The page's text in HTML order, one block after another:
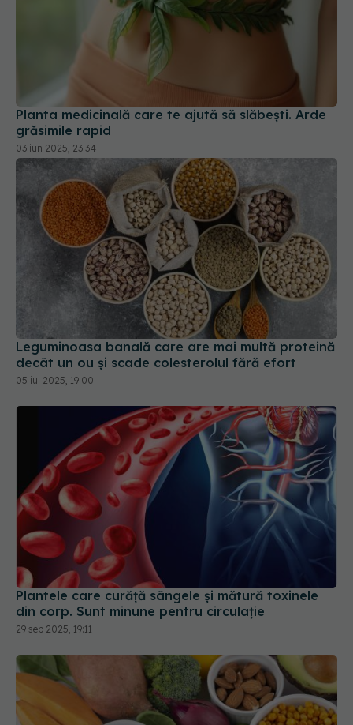
Planta medicinală care te ajută să slăbești. Arde
grăsimile rapid
03 iun 2025, 23:34
Leguminoasa banală care are mai multă proteină
decât un ou și scade colesterolul fără efort
05 iul 2025, 19:00
Plantele care curăță sângele și mătură toxinele
din corp. Sunt minune pentru circulație
29 sep 2025, 19:11